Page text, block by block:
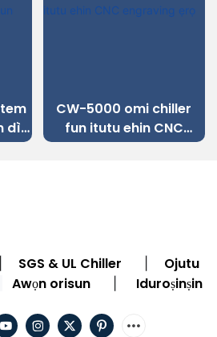
dì
CW-5000 omi chiller
fun itutu ehin CNC
engraving ẹrọ
SGS & UL Chiller
Ojutu
Awọn orisun Iduroṣinṣin